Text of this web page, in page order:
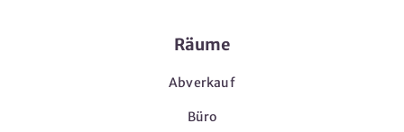
Räume
Abverkauf
Büro